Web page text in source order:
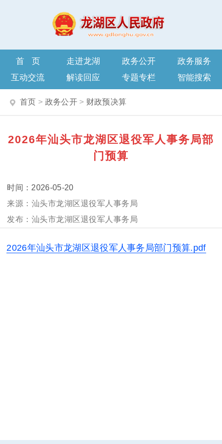
首页 走进龙湖 政务公开
政务服务
互动交流
解读回应 专题专栏 智能搜索
首页 > 政务公开> 财政预决算
2026年汕头市龙湖区退役军人事务局部
门预算
2026-05-20
汕头市龙湖区退役军人事务局
汕头市龙湖区退役军人事务局
2026年汕头市龙湖区退役军人事务局部门预算.pdf